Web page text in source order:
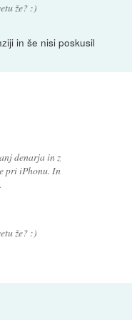
že? :)
in še nisi poskusil
denarja in z
pri iPhonu. In
že? :)